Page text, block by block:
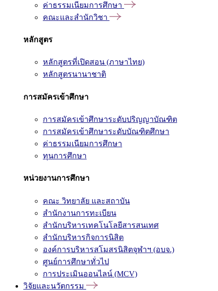
ค่าธรรมเนียมการศึกษา
คณะและสำนักวิชา
หลักสูตร
หลักสูตรที่เปิดสอน (ภาษาไทย)
หลักสูตรนานาชาติ
การสมัครเข้าศึกษา
การสมัครเข้าศึกษาระดับปริญญาบัณฑิต
การสมัครเข้าศึกษาระดับบัณฑิตศึกษา
ค่าธรรมเนียมการศึกษา
ทุนการศึกษา
หน่วยงานการศึกษา
คณะ วิทยาลัย และสถาบัน
สำนักงานการทะเบียน
สำนักบริหารเทคโนโลยีสารสนเทศ
สำนักบริหารกิจการนิสิต
องค์การบริหารสโมสรนิสิตจุฬาฯ (อบจ.)
ศูนย์การศึกษาทั่วไป
การประเมินออนไลน์ (MCV)
วิจัยและนวัตกรรม